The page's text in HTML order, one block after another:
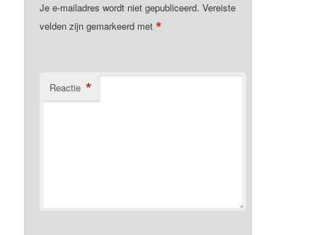
Je e-mailadres wordt niet gepubliceerd. Vereiste
velden zijn gemarkeerd met*
Reactie *